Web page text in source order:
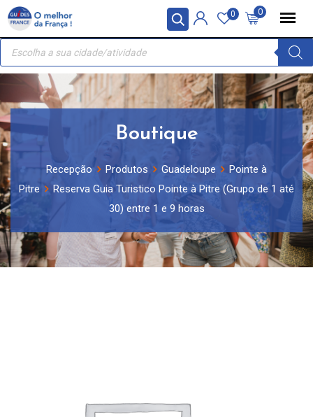
Painel de Gerenciamento de Cookies
Skip
content
0
0
Recherche
produits
Boutique
Recepção Produtos Guadeloupe
Pointe à
Pitre
Reserva Guia Turistico Pointe à Pitre (Grupo de 1 até
30) entre 1 e 9 horas